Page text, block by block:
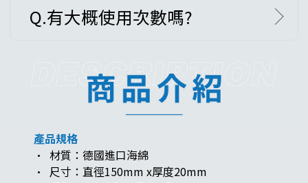
Q.有大概使用次數嗎?
產品規格
· 材質：德國進口海綿
· 尺寸：直徑150mm x厚度20mm